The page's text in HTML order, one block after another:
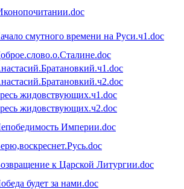
смутного времени на Руси.ч1.doc
жидовствующих.ч1.doc
жидовствующих.ч2.doc
Империи.doc
к Царской Литургии.doc
будет за нами.doc